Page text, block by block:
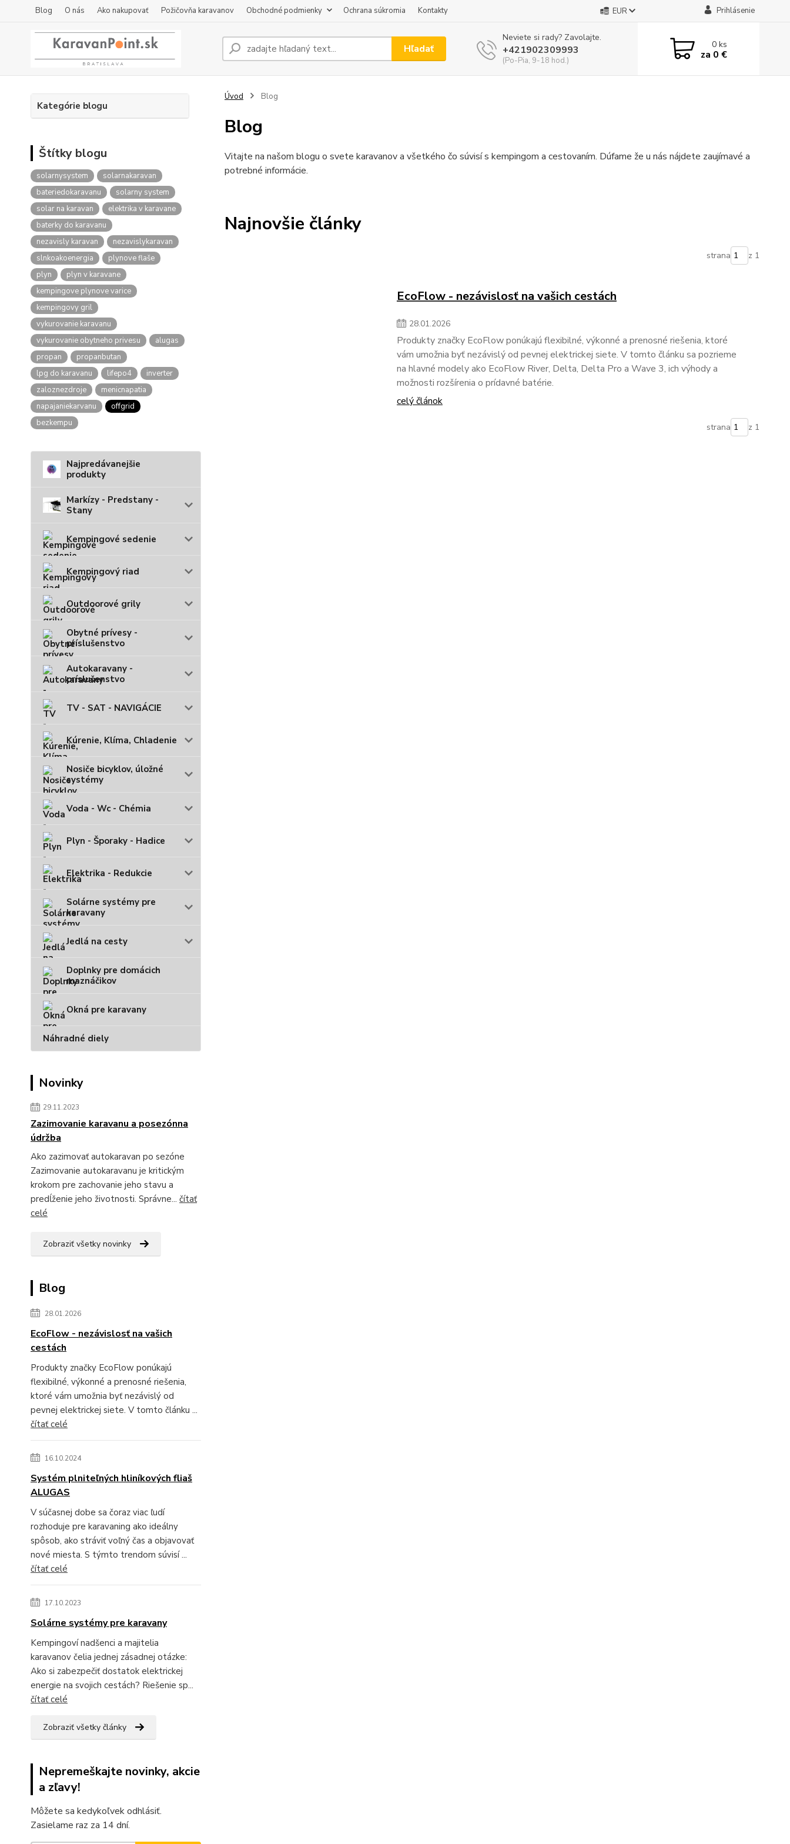
Blog O nás Ako nakupovať Požičovňa karavanov Obchodné podmienky Ochrana súkromia Kontakty EUR Prihlásenie
Hľadať
Neviete si rady? Zavolajte.
+421902309993
(Po-Pia, 9-18 hod.)
0ks
za 0 €
Kategórie blogu
Štítky blogu
solarnysystem
solarnakaravan
bateriedokaravanu
solarny system
solar na karavan
elektrika v karavane
baterky do karavanu
nezavisly karavan
nezavislykaravan
slnkoakoenergia
plynove flaše
plyn
plyn v karavane
kempingove plynove varice
kempingovy gril
vykurovanie karavanu
vykurovanie obytneho privesu
alugas
propan
propanbutan
lpg do karavanu
lifepo4
inverter
zaloznezdroje
menicnapatia
napajaniekarvanu
offgrid
bezkempu
Najpredávanejšie
produkty
Markízy - Predstany -
Stany
Kempingové sedenie
Kempingový riad
Outdoorové grily
Obytné prívesy -
príslušenstvo
Autokaravany -
príslušenstvo
TV - SAT - NAVIGÁCIE
Kúrenie, Klíma, Chladenie
Nosiče bicyklov, úložné
systémy
Voda - Wc - Chémia
Plyn - Šporaky - Hadice
Elektrika - Redukcie
Solárne systémy pre
karavany
Jedlá na cesty
Doplnky pre domácich
maznáčikov
Okná pre karavany
Náhradné diely
Novinky
29.11.2023
Zazimovanie karavanu a posezónna
údržba
Ako zazimovať autokaravan po sezóne
Zazimovanie autokaravanu je kritickým
krokom pre zachovanie jeho stavu a
predĺženie jeho životnosti. Správne... čítať
celé
Zobraziť všetky novinky
Blog
28.01.2026
EcoFlow - nezávislosť na vašich
cestách
Produkty značky EcoFlow ponúkajú
flexibilné, výkonné a prenosné riešenia,
ktoré vám umožnia byť nezávislý od
pevnej elektrickej siete. V tomto článku ...
čítať celé
16.10.2024
Systém plniteľných hliníkových fliaš
ALUGAS
V súčasnej dobe sa čoraz viac ľudí
rozhoduje pre karavaning ako ideálny
spôsob, ako stráviť voľný čas a objavovať
nové miesta. S týmto trendom súvisí ...
čítať celé
17.10.2023
Solárne systémy pre karavany
Kempingoví nadšenci a majitelia
karavanov čelia jednej zásadnej otázke:
Ako si zabezpečiť dostatok elektrickej
energie na svojich cestách? Riešenie sp...
čítať celé
Zobraziť všetky články
Nepremeškajte novinky, akcie
a zľavy!
Môžete sa kedykoľvek odhlásiť.
Zasielame raz za 14 dní.
Úvod Blog
Blog
Vitajte na našom blogu o svete karavanov a všetkého čo súvisí s kempingom a cestovaním. Dúfame že u nás nájdete zaujímavé a
potrebné informácie.
Najnovšie články
strana z 1
EcoFlow - nezávislosť na vašich cestách
28.01.2026
Produkty značky EcoFlow ponúkajú flexibilné, výkonné a prenosné riešenia, ktoré
vám umožnia byť nezávislý od pevnej elektrickej siete. V tomto článku sa pozrieme
na hlavné modely ako EcoFlow River, Delta, Delta Pro a Wave 3, ich výhody a
možnosti rozšírenia o prídavné batérie.
celý článok
strana z 1